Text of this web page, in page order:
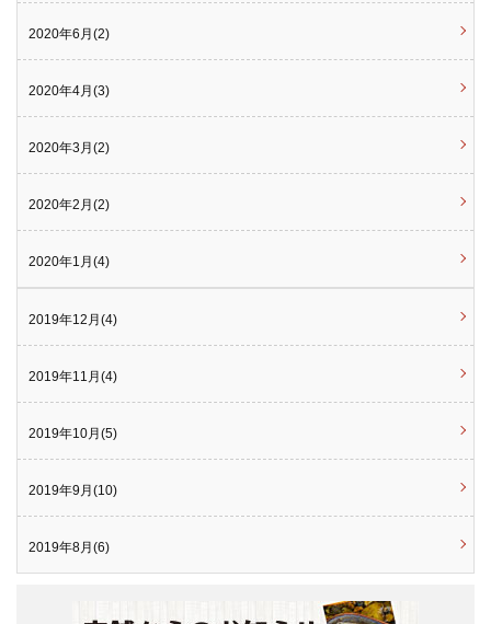
2020年6月(2)
2020年4月(3)
2020年3月(2)
2020年2月(2)
2020年1月(4)
2019年12月(4)
2019年11月(4)
2019年10月(5)
2019年9月(10)
2019年8月(6)